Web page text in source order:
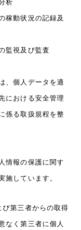
析
稼動状況の記録及
監視及び監査
、個人データを適
における安全管理
係る取扱規程を整
情報の保護に関す
施しています。
び第三者からの取得
なく第三者に個人